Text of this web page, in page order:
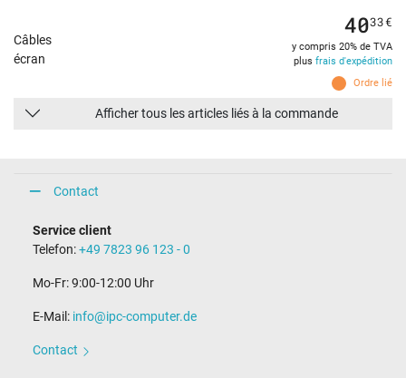
Câbles
écran
Ordre lié
4033€
y compris 20% de TVA
plus frais d'expédition
Afficher tous les articles liés à la commande
Contact
Service client
Telefon:+49 7823 96 123 - 0
Mo-Fr: 9:00-12:00 Uhr
E-Mail: info@ipc-computer.de
Contact